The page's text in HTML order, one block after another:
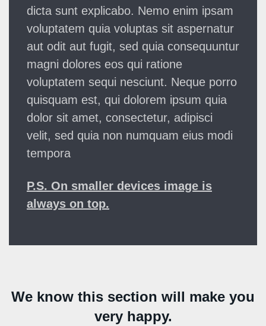
dicta sunt explicabo. Nemo enim ipsam
voluptatem quia voluptas sit aspernatur
aut odit aut fugit, sed quia consequuntur
magni dolores eos qui ratione
voluptatem sequi nesciunt. Neque porro
quisquam est, qui dolorem ipsum quia
dolor sit amet, consectetur, adipisci
velit, sed quia non numquam eius modi
tempora
P.S. On smaller devices image is
always on top.
We know this section will make you
very happy.